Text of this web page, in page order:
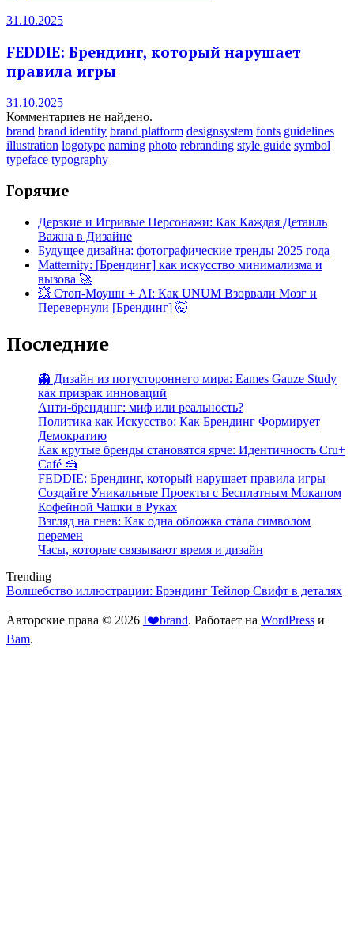
31.10.2025
FEDDIE: Брендинг, который нарушает
правила игры
31.10.2025
Комментариев не найдено.
brand brand identity brand platform designsystem fonts guidelines
illustration logotype naming photo rebranding style guide symbol
typeface typography
Горячие
Дерзкие и Игривые Персонажи: Как Каждая Детаиль
Важна в Дизайне
Будущее дизайна: фотографические тренды 2025 года
Matternity: [Брендинг] как искусство минимализма и
вызова 🚀
💥 Стоп-Моушн + AI: Как UNUM Взорвали Мозг и
Перевернули [Брендинг] 🤯
Последние
👻 Дизайн из потустороннего мира: Eames Gauze Study
как призрак инноваций
Анти-брендинг: миф или реальность?
Политика как Искусство: Как Брендинг Формирует
Демократию
Как крутые бренды становятся ярче: Идентичность Cru+
Café 🍰
FEDDIE: Брендинг, который нарушает правила игры
Создайте Уникальные Проекты с Бесплатным Мокапом
Кофейной Чашки в Руках
Взгляд на гнев: Как одна обложка стала символом
перемен
Часы, которые связывают время и дизайн
Trending
Волшебство иллюстрации: Брэндинг Тейлор Свифт в деталях
Авторские права © 2026 I❤️brand. Работает на WordPress и
Bam.